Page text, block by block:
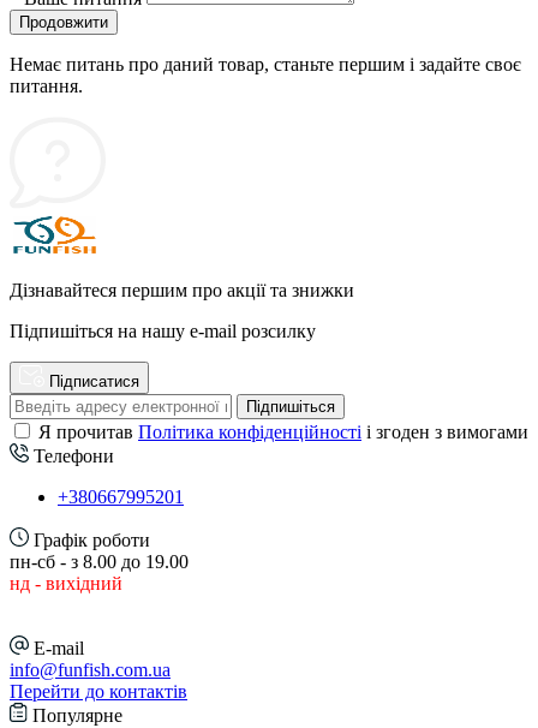
Продовжити
Немає питань про даний товар, станьте першим і задайте своє
питання.
Дізнавайтеся першим про акції та знижки
Підпишіться на нашу e-mail розсилку
Підписатися
Підпишіться
Я прочитав Політика конфіденційності і згоден з вимогами
Телефони
+380667995201
Графік роботи
пн-сб - з 8.00 до 19.00
нд - вихідний
E-mail
info@funfish.com.ua
Перейти до контактів
Популярне